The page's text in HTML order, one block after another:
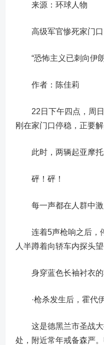
来源：环球人物
高级军官惨死家门口
“恐怖主义已刺向伊朗
作者：陈佳莉
22日 下午四点，周
刚在家门口停稳，正要解
此时，两辆起亚摩托
砰！ 砰！
每一声都在人群中激
连着5声枪响之后，
人半蹲着向轿车内探头望
身穿蓝色长袖衬衣的
·枪杀发生后，霍代
这是德黑兰市圣战
处，附近常年戒备森严。